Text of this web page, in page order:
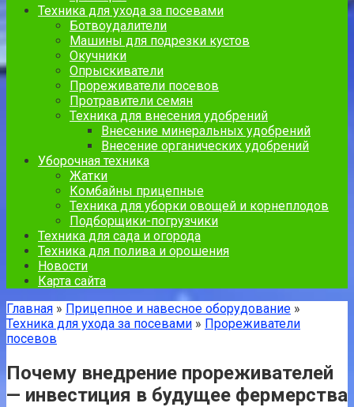
Техника для ухода за посевами
Ботвоудалители
Машины для подрезки кустов
Окучники
Опрыскиватели
Прореживатели посевов
Протравители семян
Техника для внесения удобрений
Внесение минеральных удобрений
Внесение органических удобрений
Уборочная техника
Жатки
Комбайны прицепные
Техника для уборки овощей и корнеплодов
Подборщики-погрузчики
Техника для сада и огорода
Техника для полива и орошения
Новости
Карта сайта
Главная » Прицепное и навесное оборудование »
Техника для ухода за посевами » Прореживатели
посевов
Почему внедрение прореживателей
— инвестиция в будущее фермерства